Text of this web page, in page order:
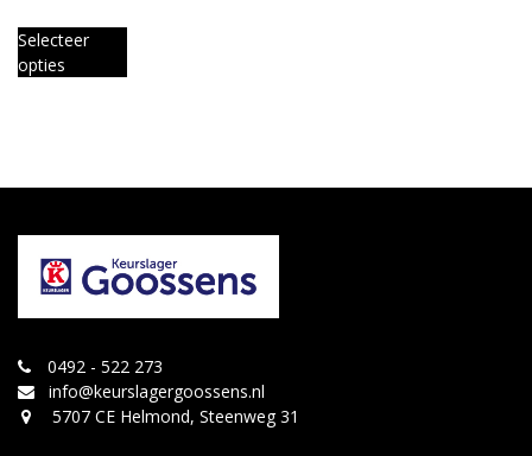
Selecteer
opties
0492 - 522 273
info@keurslagergoossens.nl
5707 CE Helmond, Steenweg 31